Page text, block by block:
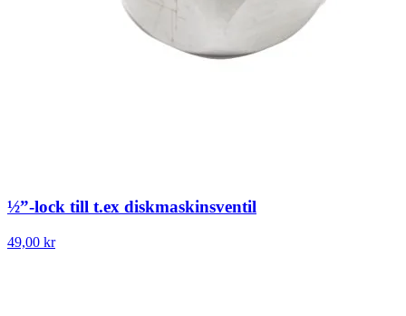
½”-lock till t.ex diskmaskinsventil
49,00 kr